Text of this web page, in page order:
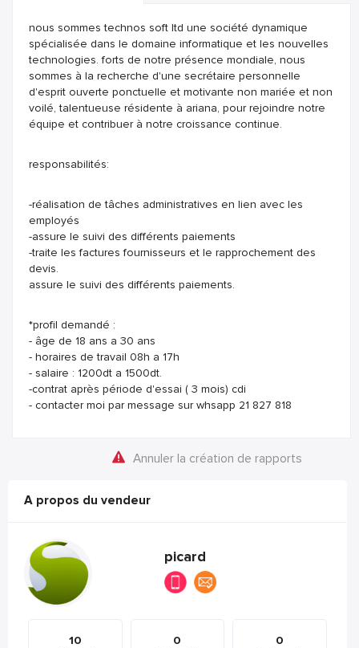
nous sommes technos soft ltd une société dynamique
spécialisée dans le domaine informatique et les nouvelles
technologies. forts de notre présence mondiale, nous
sommes à la recherche d'une secrétaire personnelle
d'esprit ouverte ponctuelle et motivante non mariée et non
voilé, talentueuse résidente à ariana, pour rejoindre notre
équipe et contribuer à notre croissance continue.
responsabilités:
-réalisation de tâches administratives en lien avec les
employés
-assure le suivi des différents paiements
-traite les factures fournisseurs et le rapprochement des
devis.
assure le suivi des différents paiements.
*profil demandé :
- âge de 18 ans a 30 ans
- horaires de travail 08h a 17h
- salaire : 1200dt a 1500dt.
-contrat après période d'essai ( 3 mois) cdi
- contacter moi par message sur whsapp 21 827 818
Annuler la création de rapports
A propos du vendeur
picard
10 0 0